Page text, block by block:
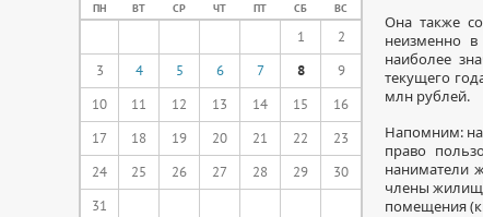
ПН ВТ СР ЧТ ПТ СБ ВС
1
2
3
4 5 6 7 8
9
10
11 12 13 14 15
16
17
18 19 20 21 22
23
24
25 26 27 28 29
30
31
Она также
неизменно
наиболее
текущего
млн рублей.
Напомним:
право
наниматели
члены
помещения